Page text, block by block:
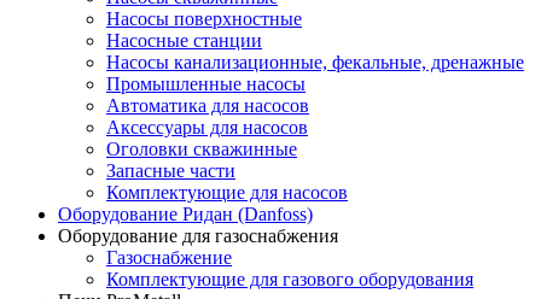
Насосы поверхностные
Насосные станции
Насосы канализационные, фекальные, дренажные
Промышленные насосы
Автоматика для насосов
Аксессуары для насосов
Оголовки скважинные
Запасные части
Комплектующие для насосов
Оборудование Ридан (Danfoss)
Оборудование для газоснабжения
Газоснабжение
Комплектующие для газового оборудования